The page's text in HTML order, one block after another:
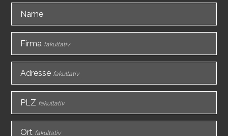
Name
Firma fakultativ
Adresse fakultativ
PLZ fakultativ
Ort fakultativ